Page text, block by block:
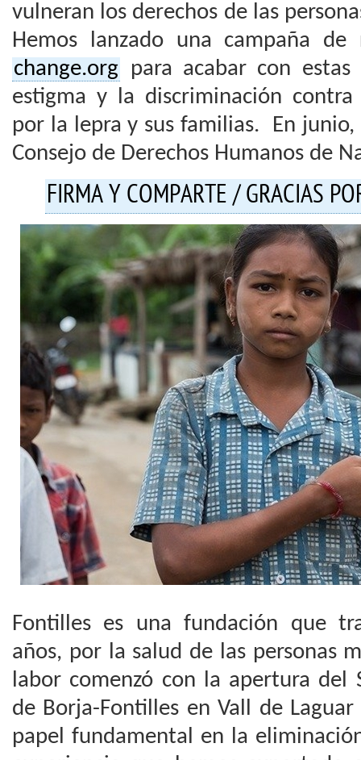
vulneran los derechos de las
Hemos lanzado una campaña
change.org para acabar con
estigma y la discriminación contra
por la lepra y sus familias. En
Consejo de Derechos Humanos de
FIRMA Y COMPARTE / GRACIAS
Fontilles es una fundación que
años, por la salud de las personas
labor comenzó con la apertura del
de Borja-Fontilles en Vall de
papel fundamental en la